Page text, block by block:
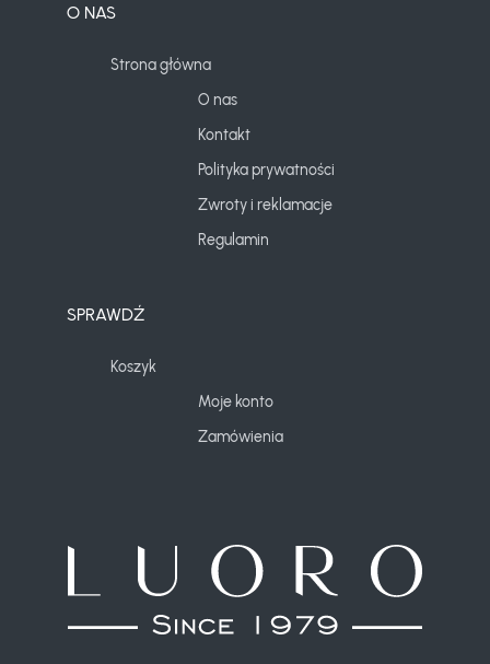
O NAS
Strona główna
O nas
Kontakt
Polityka prywatności
Zwroty i reklamacje
Regulamin
SPRAWDŹ
Koszyk
Moje konto
Zamówienia